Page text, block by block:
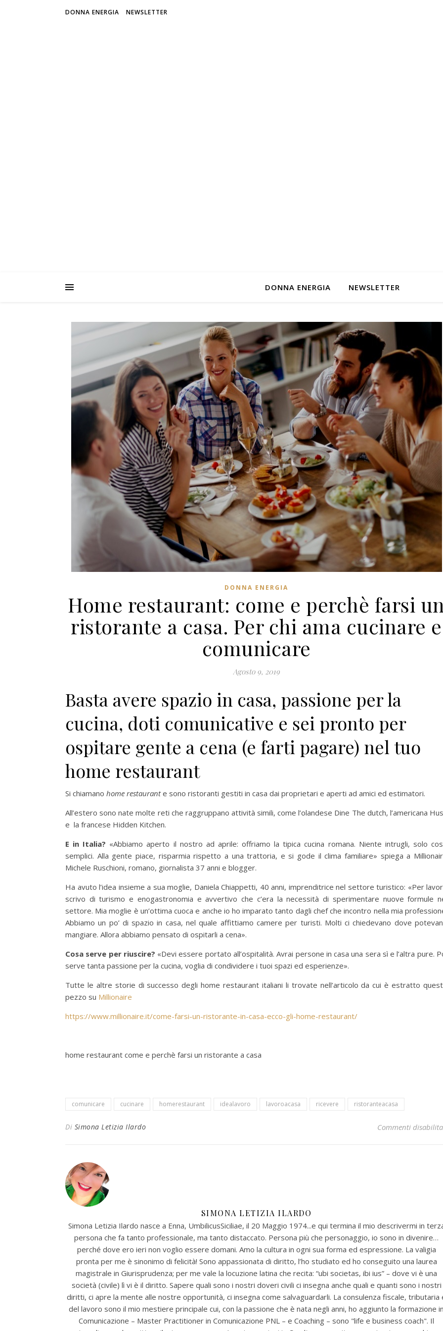
DONNA ENERGIA NEWSLETTER
DONNA ENERGIA NEWSLETTER
DONNA ENERGIA
Home restaurant: come e perchè farsi un
ristorante a casa. Per chi ama cucinare e
comunicare
Agosto 9, 2019
Basta avere spazio in casa, passione per la
cucina, doti comunicative e sei pronto per
ospitare gente a cena (e farti pagare) nel tuo
home restaurant
Si chiamano home restaurante sono ristoranti gestiti in casa dai proprietari e aperti ad amici ed estimatori.
All’estero sono nate molte reti che raggruppano attività simili, come l’olandese Dine The dutch, l’americana
e la francese Hidden Kitchen.
E in Italia? «Abbiamo aperto il nostro ad aprile: offriamo la tipica cucina romana. Niente intrugli, solo
semplici. Alla gente piace, risparmia rispetto a una trattoria, e si gode il clima familiare» spiega a
Michele Ruschioni, romano, giornalista 37 anni e blogger.
Ha avuto l’idea insieme a sua moglie, Daniela Chiappetti, 40 anni, imprenditrice nel settore turistico: «Per
scrivo di turismo e enogastronomia e avvertivo che c’era la necessità di sperimentare nuove formule
settore. Mia moglie è un’ottima cuoca e anche io ho imparato tanto dagli chef che incontro nella mia
Abbiamo un po’ di spazio in casa, nel quale affittiamo camere per turisti. Molti ci chiedevano dove
mangiare. Allora abbiamo pensato di ospitarli a cena».
Cosa serve per riuscire? «Devi essere portato all’ospitalità. Avrai persone in casa una sera sì e l’altra pure.
serve tanta passione per la cucina, voglia di condividere i tuoi spazi ed esperienze».
Tutte le altre storie di successo degli home restaurant italiani li trovate nell’articolo da cui è estratto
pezzo su Millionaire
https://www.millionaire.it/come-farsi-un-ristorante-in-casa-ecco-gli-home-restaurant/
home restaurant come e perchè farsi un ristorante a casa
comunicare cucinare homerestaurant idealavoro lavoroacasa ricevere ristoranteacasa
Di Simona Letizia Ilardo Commenti
SIMONA LETIZIA ILARDO
Simona Letizia Ilardo nasce a Enna, UmbilicusSiciliae, il 20 Maggio 1974...e qui termina il mio descrivermi in
persona che fa tanto professionale, ma tanto distaccato. Persona più che personaggio, io sono in divenire…
perché dove ero ieri non voglio essere domani. Amo la cultura in ogni sua forma ed espressione. La valigia
pronta per me è sinonimo di felicità! Sono appassionata di diritto, l’ho studiato ed ho conseguito una laurea
magistrale in Giurisprudenza; per me vale la locuzione latina che recita: “ubi societas, ibi ius” – dove vi è una
società (civile) lì vi è il diritto. Sapere quali sono i nostri doveri civili ci insegna anche quali e quanti sono i nostri
diritti, ci apre la mente alle nostre opportunità, ci insegna come salvaguardarli. La consulenza fiscale, tributaria
del lavoro sono il mio mestiere principale cui, con la passione che è nata negli anni, ho aggiunto la formazione in
Comunicazione – Master Practitioner in Comunicazione PNL – e Coaching – sono "life e business coach". Il